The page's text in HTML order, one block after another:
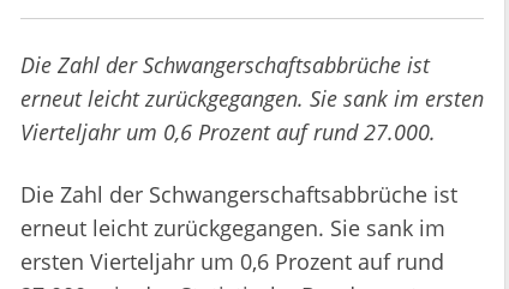
Die Zahl der Schwangerschaftsabbrüche ist
erneut leicht zurückgegangen. Sie sank im ersten
Vierteljahr um 0,6 Prozent auf rund 27.000.
Die Zahl der Schwangerschaftsabbrüche ist
erneut leicht zurückgegangen. Sie sank im
ersten Vierteljahr um 0,6 Prozent auf rund